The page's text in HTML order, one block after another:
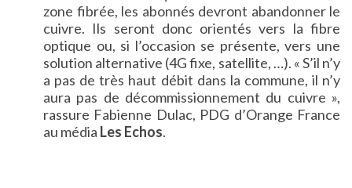
zone fibrée, les abonnés devront abandonner le
cuivre. Ils seront donc orientés vers la fibre
optique ou, si l’occasion se présente, vers une
solution alternative (4G fixe, satellite, …). « S’il n’y
a pas de très haut débit dans la commune, il n’y
aura pas de décommissionnement du cuivre »,
rassure Fabienne Dulac, PDG d’Orange France
au média Les Echos.